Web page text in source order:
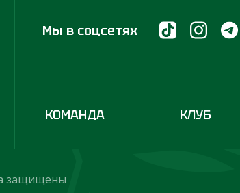
Мы в соцсетях
КОМАНДА КЛУБ
защищены